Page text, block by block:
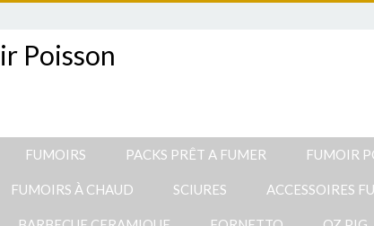
Poisson
FUMOIRS PACKS PRÊT A FUMER FUMOIR
FUMOIRS À CHAUD SCIURES ACCESSOIRES